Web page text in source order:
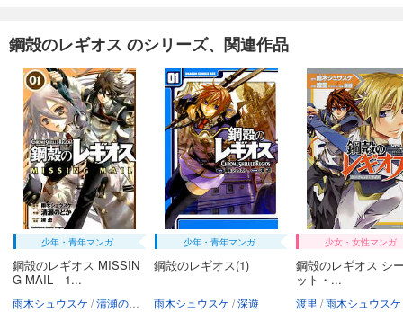
鋼殻のレギオス のシリーズ、関連作品
少年・青年マンガ
鋼殻のレギオス MISSIN
G MAIL 1...
雨木シュウスケ 清瀬のどか 深遊
少年・青年マンガ
鋼殻のレギオス(1)
雨木シュウスケ 深遊
少女・女性マンガ
鋼殻のレギオス シ
ット・...
渡里 雨木シュウスケ